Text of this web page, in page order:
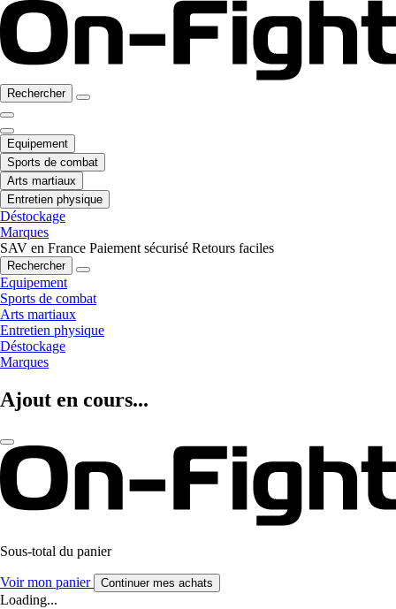
Rechercher
Equipement
Sports de combat
Arts martiaux
Entretien physique
Déstockage
Marques
SAV en France Paiement sécurisé Retours faciles
Rechercher
Equipement
Sports de combat
Arts martiaux
Entretien physique
Déstockage
Marques
Ajout en cours...
Sous-total du panier
Voir mon panier Continuer mes achats
Loading...